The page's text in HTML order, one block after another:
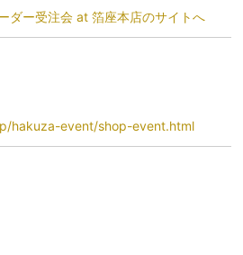
ダー受注会 at 箔座本店のサイトへ
hakuza-event/shop-event.html